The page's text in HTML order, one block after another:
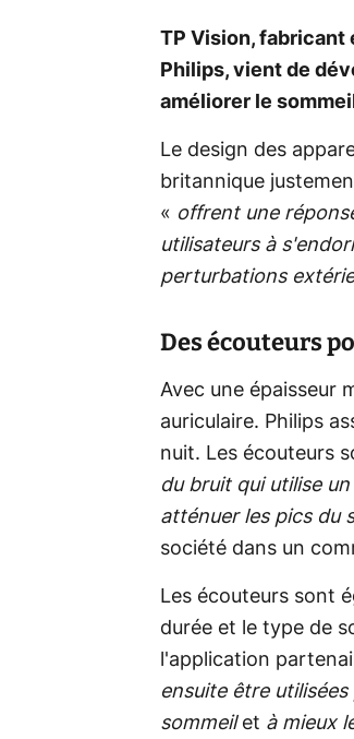
TP Vision,
Philips, vient de
améliorer le
Le design des
britannique
« offrent une
utilisateurs à
perturbations
Des écouteurs
Avec une épaisseur
auriculaire. Philips
nuit. Les écouteurs
du bruit qui utilise
atténuer les pics du
société dans un
Les écouteurs sont
durée et le type de
l'application
ensuite être
sommeilet à mieux